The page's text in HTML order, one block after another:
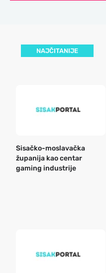
NAJČITANIJE
Sisačko-moslavačka
županija kao centar
gaming industrije